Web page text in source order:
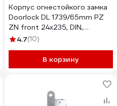
Корпус огнестойкого замка
Doorlock DL 1739/65mm PZ
ZN front 24x235, DIN,
симметричный 75401
4.7(10)
В корзину